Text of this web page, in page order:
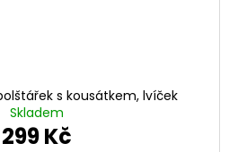
s kousátkem, lvíček
Skladem
299 Kč